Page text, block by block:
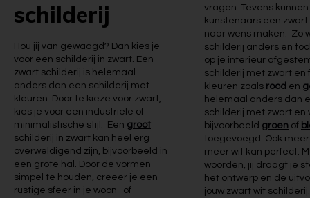
schilderij
Hou jij van gewaagd? Dan kies je
voor een schilderij in zwart. Een
zwart schilderij is helemaal
anders dan een schilderij met
kleuren. Door te kieze voor zwart,
kies je voor een industriele of
minimalistische stijl. Een groot
schilderij in zwart kan heel erg
overweldigend zijn, bijvoorbeeld in
een grote hal. Door de vormen
simpel te houden, creeer je een
rustige sfeer in je woon- of
vragen. Tevens
kunstenaars een
naar wens maken. Zo
schilderij anders en
op je interieur
schilderij met zwart en
kleuren zoals rood en
helemaal anders dan
schilderij met zwart en
bijvoorbeeld groen of
toegevoegd. Ook
meer wit kan perfect.
woorden, jij draagt je
het ontwerp en de
jouw zwart wit